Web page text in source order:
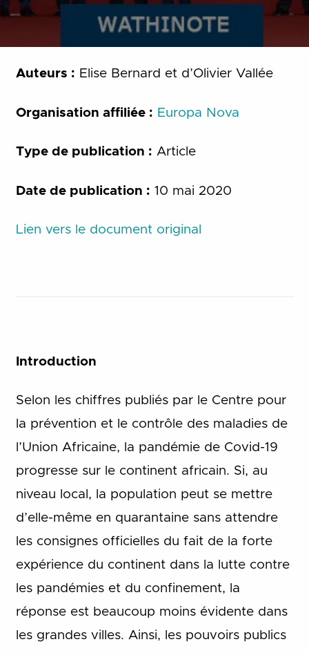
Auteurs : Elise Bernard et d’Olivier Vallée
Organisation affiliée : Europa Nova
Type de publication : Article
Date de publication : 10 mai 2020
Lien vers le document original
Introduction
Selon les chiffres publiés par le Centre pour
la prévention et le contrôle des maladies de
l’Union Africaine, la pandémie de Covid-19
progresse sur le continent africain. Si, au
niveau local, la population peut se mettre
d’elle-même en quarantaine sans attendre
les consignes officielles du fait de la forte
expérience du continent dans la lutte contre
les pandémies et du confinement, la
réponse est beaucoup moins évidente dans
les grandes villes. Ainsi, les pouvoirs publics